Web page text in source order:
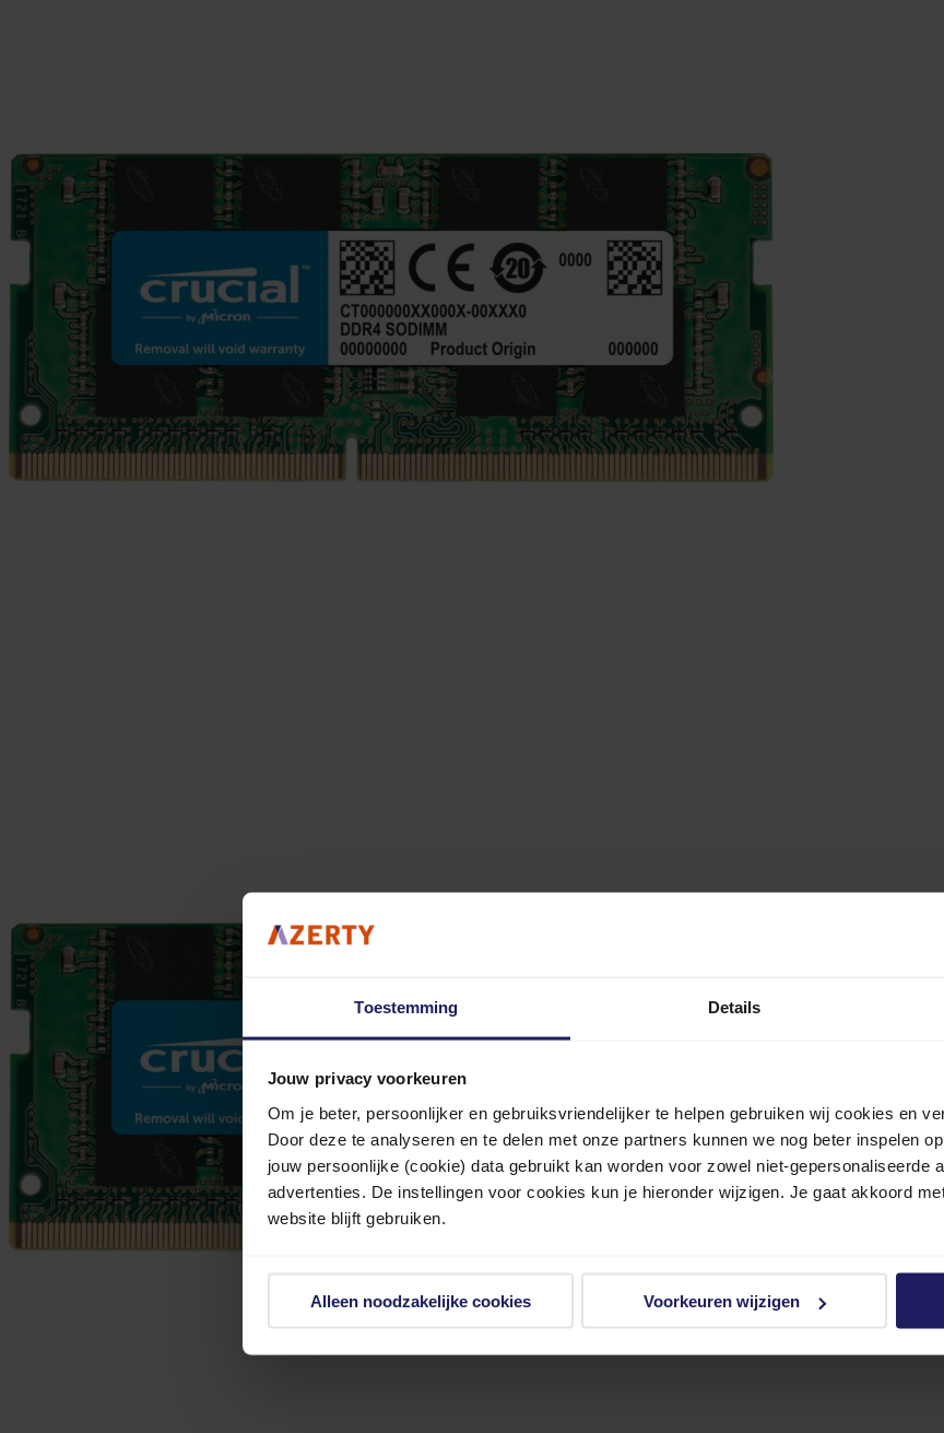
Toestemming Details
Jouw privacy voorkeuren
Om je beter, persoonlijker en gebruiksvriendelijker te helpen gebruiken wij cookies en
Door deze te analyseren en te delen met onze partners kunnen we nog beter inspelen
jouw persoonlijke (cookie) data gebruikt kan worden voor zowel niet-gepersonaliseerde
advertenties. De instellingen voor cookies kun je hieronder wijzigen. Je gaat akkoord
website blijft gebruiken.
Alleen noodzakelijke cookies Voorkeuren wijzigen